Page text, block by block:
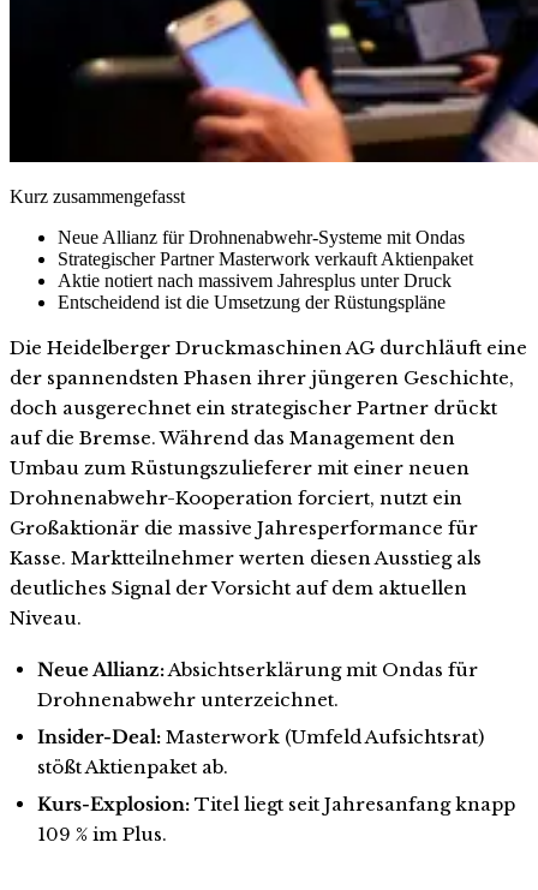
Kurz zusammengefasst
Neue Allianz für Drohnenabwehr-Systeme mit Ondas
Strategischer Partner Masterwork verkauft Aktienpaket
Aktie notiert nach massivem Jahresplus unter Druck
Entscheidend ist die Umsetzung der Rüstungspläne
Die Heidelberger Druckmaschinen AG durchläuft eine
der spannendsten Phasen ihrer jüngeren Geschichte,
doch ausgerechnet ein strategischer Partner drückt
auf die Bremse. Während das Management den
Umbau zum Rüstungszulieferer mit einer neuen
Drohnenabwehr-Kooperation forciert, nutzt ein
Großaktionär die massive Jahresperformance für
Kasse. Marktteilnehmer werten diesen Ausstieg als
deutliches Signal der Vorsicht auf dem aktuellen
Niveau.
Neue Allianz:Absichtserklärung mit Ondas für
Drohnenabwehr unterzeichnet.
Insider-Deal:Masterwork (Umfeld Aufsichtsrat)
stößt Aktienpaket ab.
Kurs-Explosion:Titel liegt seit Jahresanfang knapp
109 % im Plus.